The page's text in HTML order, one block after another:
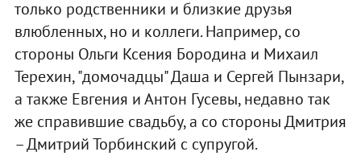
только родственники и близкие друзья
влюбленных, но и коллеги. Например, со
стороны Ольги Ксения Бородина и Михаил
Терехин, "домочадцы" Даша и Сергей Пынзари,
а также Евгения и Антон Гусевы, недавно так
же справившие свадьбу, а со стороны Дмитрия
– Дмитрий Торбинский с супругой.